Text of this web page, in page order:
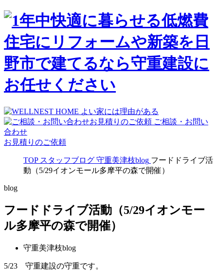
ご相談・お問い
合わせ
お見積りのご依頼
TOP スタッフブログ 守重美津枝blog フードドライブ活
動（5/29イオンモール多摩平の森で開催）
blog
フードドライブ活動（5/29イオンモー
ル多摩平の森で開催）
守重美津枝blog
5/23 守重建設の守重です。